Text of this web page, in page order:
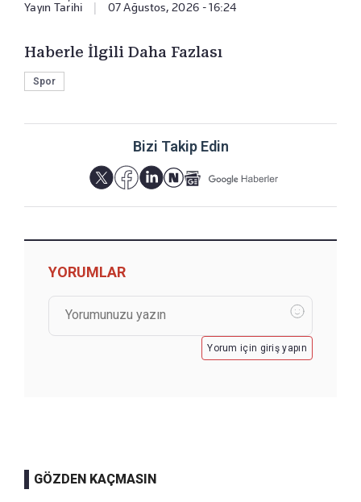
Yayın Tarihi 07 Ağustos, 2026 - 16:24
Haberle İlgili Daha Fazlası
Spor
Bizi Takip Edin
YORUMLAR
Yorum için giriş yapın
GÖZDEN KAÇMASIN